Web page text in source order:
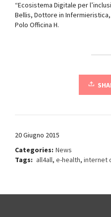
“Ecosistema Digitale per
Bellis, Dottore in
Polo Officina H.
20 Giugno 2015
Categories: News
Tags: all4all, e-health, internet